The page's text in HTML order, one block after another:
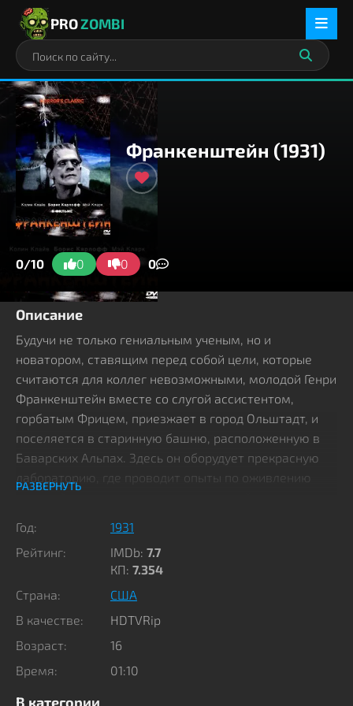
PROZOMBI
Франкенштейн (1931)
0/10 0 0 0
Описание
Будучи не только гениальным ученым, но и
новатором, ставящим перед собой цели, которые
считаются для коллег невозможными, молодой Генри
Франкенштейн вместе со слугой ассистентом,
горбатым Фрицем, приезжает в город Ольштадт, и
поселяется в старинную башню, расположенную в
Баварских Альпах. Здесь он оборудует прекрасную
лабораторию, где проводит опыты по оживлению
Для этого его помощник похищает с кладбища тела
умерших, из которых мэтр конструирует существо, но
ему для манипуляций с помощью специальных
снадобий не хватает лишь неповрежденного
человеческого мозга. Именно его поручается
университета, однако из-за спешки вместо колбы с
обычным экспонатом, он забирает мозги кровавого
маньяка, где извилин несколько меньше.
РАЗВЕРНУТЬ
Год:
1931
Рейтинг:
IMDb: 7.7
КП: 7.354
Страна:
США
В качестве:
HDTVRip
Возраст:
16
Время:
01:10
В категории